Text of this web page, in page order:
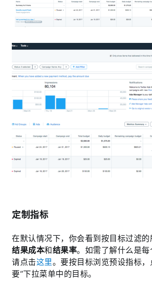
定制指标
在默认情况下，你会看到按目标过滤的
结果成本和结果率。如需了解什么是每
请点击这里。要按目标浏览预设指标，
要”下拉菜单中的目标。